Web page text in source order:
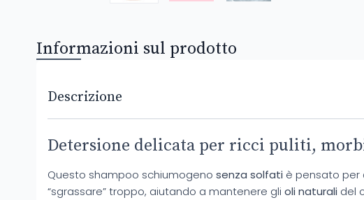
Informazioni sul prodotto
Descrizione
Detersione delicata per ricci puliti,
Questo shampoo schiumogeno senza solfati è pensato per
“sgrassare” troppo, aiutando a mantenere gli oli naturali del